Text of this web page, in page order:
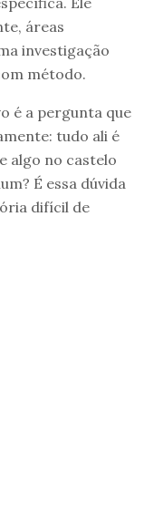
áreas
investigação
método.
é a pergunta que
tudo ali é
algo no castelo
É essa dúvida
difícil de